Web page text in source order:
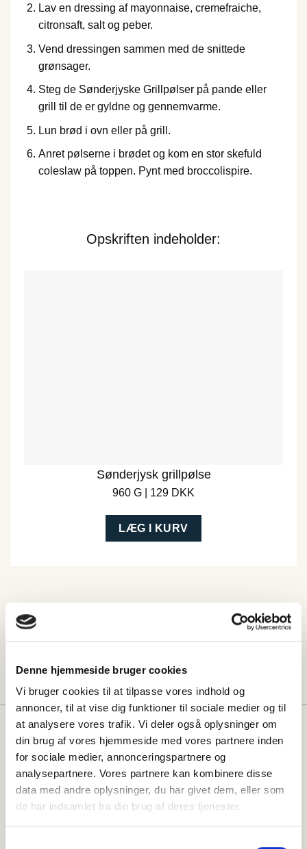
Denne hjemmeside bruger cookies
Vi bruger cookies til at tilpasse vores indhold og
annoncer, til at vise dig funktioner til sociale medier og til
at analysere vores trafik. Vi deler også oplysninger om
din brug af vores hjemmeside med vores partnere inden
for sociale medier, annonceringspartnere og
analysepartnere. Vores partnere kan kombinere disse
data med andre oplysninger, du har givet dem, eller som
de har indsamlet fra din brug af deres tjenester.
Lav en dressing af mayonnaise, cremefraiche,
citronsaft, salt og peber.
Vend dressingen sammen med de snittede
grønsager.
Steg de Sønderjyske Grillpølser på pande eller
grill til de er gyldne og gennemvarme.
Lun brød i ovn eller på grill.
Anret pølserne i brødet og kom en stor skefuld
coleslaw på toppen. Pynt med broccolispire.
Opskriften indeholder:
Sønderjysk grillpølse
960 G | 129 DKK
LÆG I KURV
Måske vil du også kunne lide: